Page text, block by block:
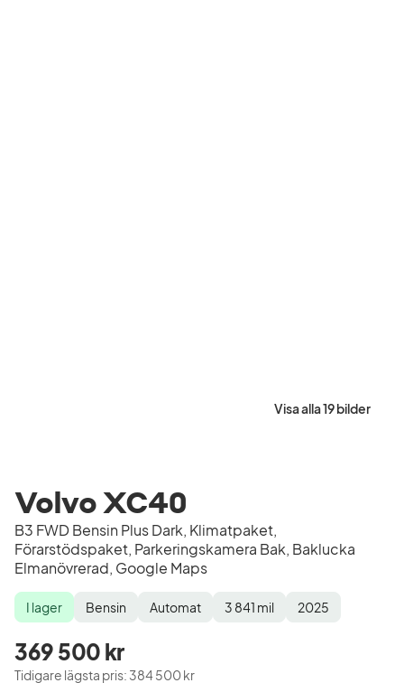
Visa alla 19 bilder
Volvo XC40
B3 FWD Bensin Plus Dark, Klimatpaket,
Förarstödspaket, Parkeringskamera Bak, Baklucka
Elmanövrerad, Google Maps
Lagerstatus
I lager
Drivmedel Bensin
Växellåda Automat
Mätarställning 3 841 mil
Modellår 2025
369 500 kr
Tidigare lägsta pris: 384 500 kr